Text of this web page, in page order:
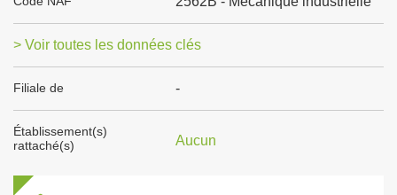
> Voir toutes les données clés
Filiale de -
Établissement(s)
rattaché(s)
Aucun